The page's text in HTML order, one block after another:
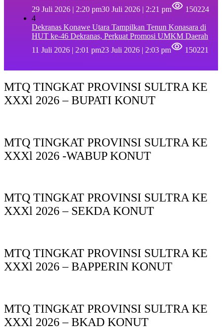
29 Juli 2026 | 2:20 pm30 Juli 2026 | 2:21 pm
150224
4
Dekranas Konawe Utara Tampilkan Tenun Konasara di
HUT ke-46 Dekranas, Perkuat Promosi UMKM Daerah
11 Juli 2026 | 2:01 pm23 Juli 2026 | 2:03 pm 150221
MTQ TINGKAT PROVINSI SULTRA KE
XXXl 2026 – BUPATI KONUT
MTQ TINGKAT PROVINSI SULTRA KE
XXXl 2026 -WABUP KONUT
MTQ TINGKAT PROVINSI SULTRA KE
XXXl 2026 – SEKDA KONUT
MTQ TINGKAT PROVINSI SULTRA KE
XXXl 2026 – BAPPERIN KONUT
MTQ TINGKAT PROVINSI SULTRA KE
XXXl 2026 – BKAD KONUT